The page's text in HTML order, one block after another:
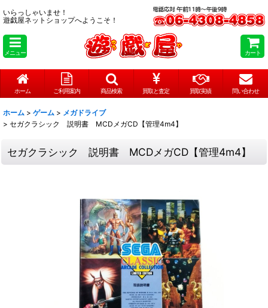
いらっしゃいませ！
遊戯屋ネットショップへようこそ！
メニュー カート
ホーム ご利用案内 商品検索 買取と査定 買取実績 問い合わせ
ホーム > ゲーム > メガドライブ
> セガクラシック 説明書 MCDメガCD【管理4m4】
セガクラシック 説明書 MCDメガCD【管理4m4】